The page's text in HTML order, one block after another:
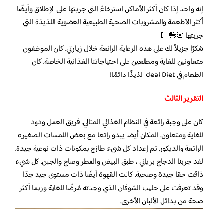
إنه واحد إذا كان أكثر الأماكن استرخاءً التي جربتها على الإطلاق وأيضًا
أكثر الأطعمة والمشروبات الصحية الطبيعية العضوية اللذيذة التي
جربتها 🌸👌🏻
شكرًا جزيلاً لك على هذه الرعاية الرائعة خلال زيارتي. كان الموظفون
متعاونين للغاية ومطلعين على احتياجاتنا الغذائية الخاصة. كان
الطعام في Ideal Diet لذيذًا دائمًا!
التقرير الثالث
كان على وجبة رائعة في النظام الغذائي المثالي. فريق العمل ودود
للغاية ومتعاون. المكان أيضا يبدو رائعا مع بعض اللمسات الصغيرة
الرائعة والديكور. تم إعداد كل شيء طازج بمكونات ذات نوعية جيدة.
لقد جربنا الدجاج برياني ، طبق البيض والفطر وصاج والجبن. كل شيء
ذاقت حقا جيدة وصحية. كانت القهوة أيضًا ذات مستوى جيد جدًا
وقد تعرفت على حليب الشوفان الذي وجدته مُرضًا للغاية وربما أكثر
صحة من بدائل الألبان الأخرى.